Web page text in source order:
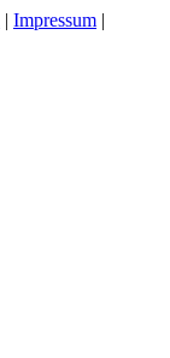
| Impressum |